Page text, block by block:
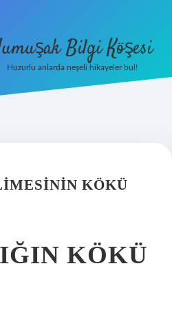
Bilgi Köşesi
Huzurlu anlarda neşeli hikayeler bul!
KÖKÜ
KÖKÜ